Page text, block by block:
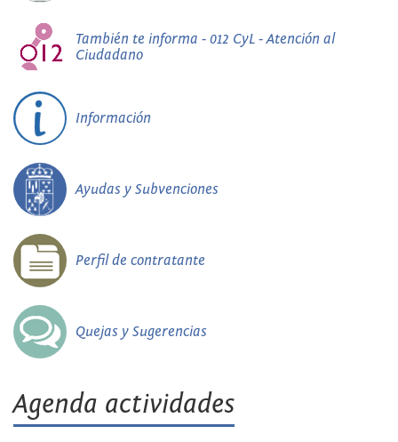
También te informa - 012 CyL - Atención al
Ciudadano
Información
Ayudas y Subvenciones
Perfil de contratante
Quejas y Sugerencias
Agenda actividades